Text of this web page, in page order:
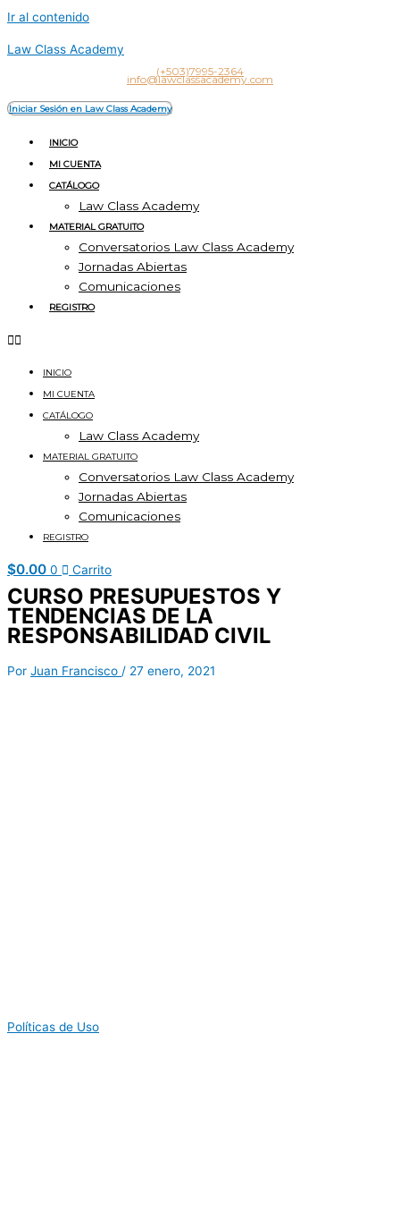
Ir al contenido
Law Class Academy
(+503)7995-2364
info@lawclassacademy.com
Iniciar Sesión en Law Class Academy
INICIO
MI CUENTA
CATÁLOGO
Law Class Academy
MATERIAL GRATUITO
Conversatorios Law Class Academy
Jornadas Abiertas
Comunicaciones
REGISTRO
INICIO
MI CUENTA
CATÁLOGO
Law Class Academy
MATERIAL GRATUITO
Conversatorios Law Class Academy
Jornadas Abiertas
Comunicaciones
REGISTRO
$0.00 0 Carrito
CURSO PRESUPUESTOS Y
TENDENCIAS DE LA
RESPONSABILIDAD CIVIL
Por Juan Francisco / 27 enero, 2021
Políticas de Uso